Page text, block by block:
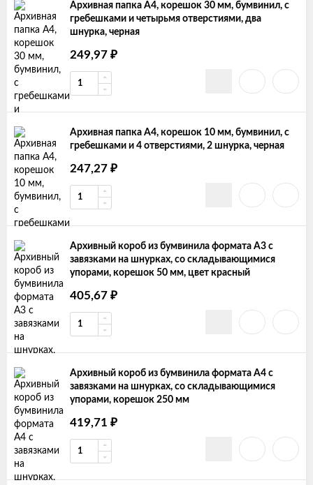
Архивная папка А4, корешок 30 мм, бумвинил, с
гребешками и четырьмя отверстиями, два
шнурка, черная
249,97 ₽
Архивная папка А4, корешок 10 мм, бумвинил, с
гребешками и 4 отверстиями, 2 шнурка, черная
247,27 ₽
Архивный короб из бумвинила формата А3 с
завязками на шнурках, со складывающимися
упорами, корешок 50 мм, цвет красный
405,67 ₽
Архивный короб из бумвинила формата А4 с
завязками на шнурках, со складывающимися
упорами, корешок 250 мм
419,71 ₽